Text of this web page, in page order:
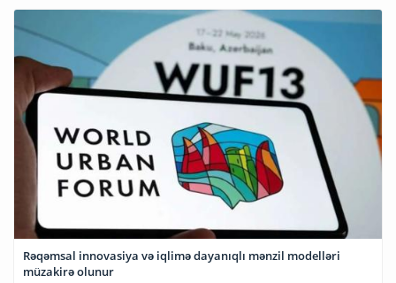
Rəqəmsal innovasiya və iqlimə dayanıqlı mənzil modelləri
müzakirə olunur